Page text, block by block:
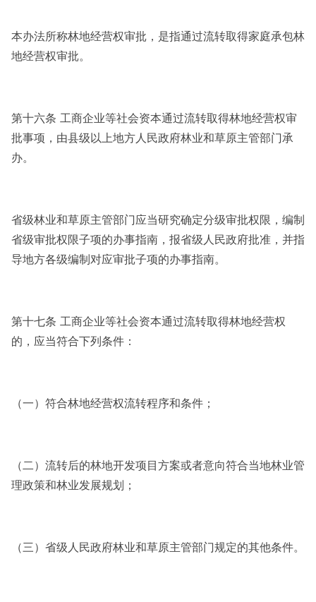
本办法所称林地经营权审批，是指通过流转取得家庭承包林
地经营权审批。
第十六条 工商企业等社会资本通过流转取得林地经营权审
批事项，由县级以上地方人民政府林业和草原主管部门承
办。
省级林业和草原主管部门应当研究确定分级审批权限，编制
省级审批权限子项的办事指南，报省级人民政府批准，并指
导地方各级编制对应审批子项的办事指南。
第十七条 工商企业等社会资本通过流转取得林地经营权
的，应当符合下列条件：
（一）符合林地经营权流转程序和条件；
（二）流转后的林地开发项目方案或者意向符合当地林业管
理政策和林业发展规划；
（三）省级人民政府林业和草原主管部门规定的其他条件。